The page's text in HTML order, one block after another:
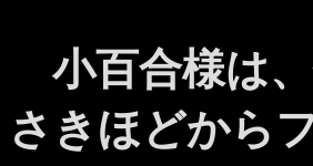
小百合様は
さきほどから